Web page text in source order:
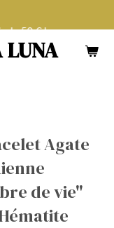
LUNA
de 50 € !
Agate
de vie"